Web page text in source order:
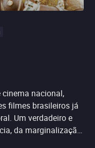
cinema nacional,
filmes brasileiros já
Um verdadeiro e
da marginalização
uma vida para